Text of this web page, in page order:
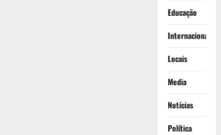
Educação
Internacionais
Locais
Media
Notícias
Política